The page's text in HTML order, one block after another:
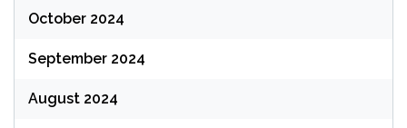
October 2024
September 2024
August 2024